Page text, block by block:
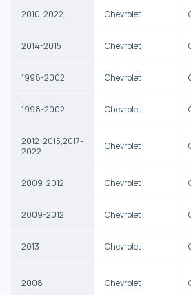
2010-2022 Chevrolet
2014-2015 Chevrolet
1998-2002 Chevrolet
1998-2002 Chevrolet
2012-2015,2017-
2022
Chevrolet
2009-2012 Chevrolet
2009-2012 Chevrolet
2013 Chevrolet
2008 Chevrolet